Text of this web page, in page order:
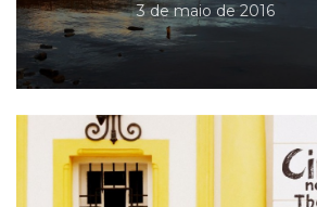
3 de maio de 2016